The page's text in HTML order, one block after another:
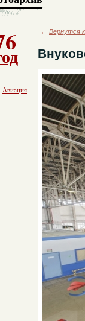
Авиация
← Вернутся